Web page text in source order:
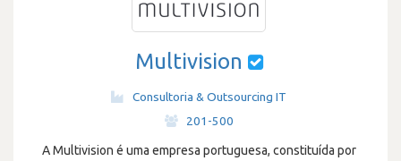
Multivision
Consultoria & Outsourcing IT
201-500
A Multivision é uma empresa portuguesa, constituída por